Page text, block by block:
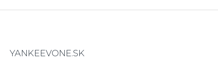
YANKEEVONE.SK